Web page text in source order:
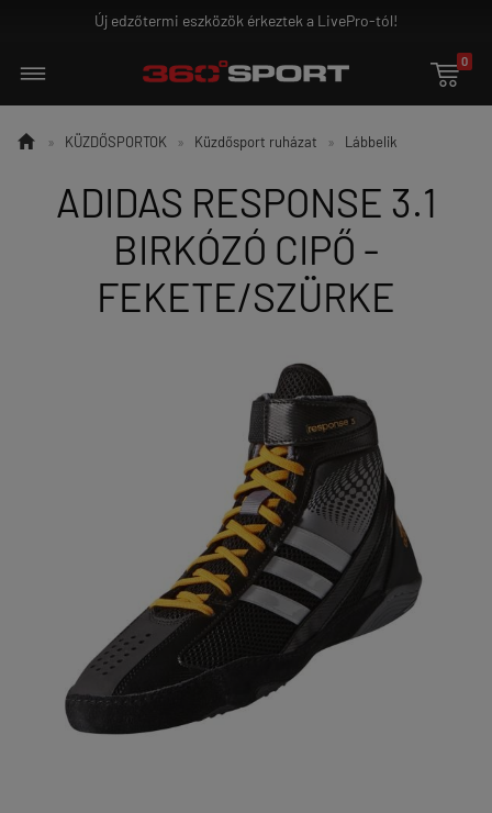
edzőtermi eszközök érkeztek a LivePro-tól!

0
 » KÜZDŐSPORTOK » Küzdősport ruházat » Lábbelik
ADIDAS RESPONSE 3.1
BIRKÓZÓ CIPŐ -
FEKETE/SZÜRKE